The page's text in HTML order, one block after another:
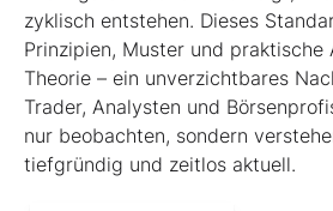
zyklisch entstehen. Dieses
Prinzipien, Muster und praktische
Theorie – ein unverzichtbares
Trader, Analysten und
nur beobachten, sondern
tiefgründig und zeitlos aktuell.